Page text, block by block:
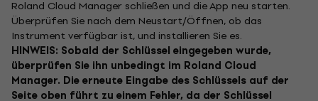
Roland Cloud Manager schließen und die App neu starten.
Überprüfen Sie nach dem Neustart/Öffnen, ob das
Instrument verfügbar ist, und installieren Sie es.
HINWEIS: Sobald der Schlüssel eingegeben wurde,
überprüfen Sie ihn unbedingt im Roland Cloud
Manager. Die erneute Eingabe des Schlüssels auf der
Seite oben führt zu einem Fehler, da der Schlüssel